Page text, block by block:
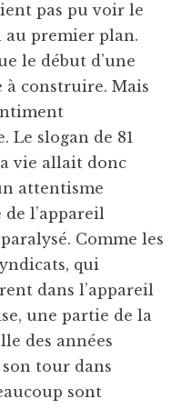
pas pu voir le
premier plan.
le début d’une
construire. Mais
Le slogan de 81
vie allait donc
attentisme
l’appareil
Comme les
qui
dans l’appareil
une partie de la
des années
tour dans
sont